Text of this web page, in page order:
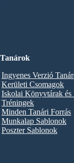
Tanárok
Ingyenes Verzió
Kerületi Csomagok
Iskolai Könyvtárak
Tréningek
Minden Tanári Forrás
Munkalap Sablonok
Poszter Sablonok